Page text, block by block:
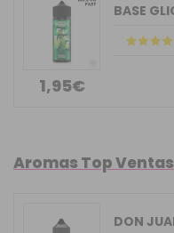
1,95€
Aromas Top Ventas